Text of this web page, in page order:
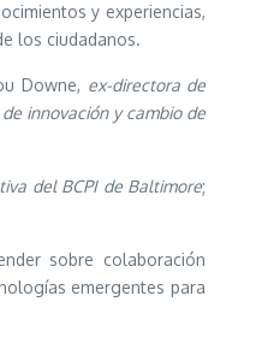
y experiencias,
los ciudadanos.
Downe, ex-directora de
innovación y cambio de
del BCPI de Baltimore;
sobre colaboración
emergentes para